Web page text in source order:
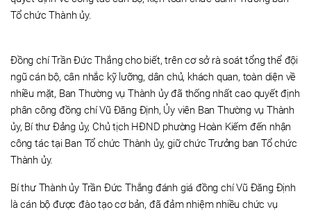
Tổ chức Thành ủy.
Đồng chí Trần Đức Thắng cho biết, trên cơ sở rà soát tổng thể đội
ngũ cán bộ, cân nhắc kỹ lưỡng, dân chủ, khách quan, toàn diện về
nhiều mặt, Ban Thường vụ Thành ủy đã thống nhất cao quyết định
phân công đồng chí Vũ Đăng Định, Ủy viên Ban Thường vụ Thành
ủy, Bí thư Đảng ủy, Chủ tịch HĐND phường Hoàn Kiếm đến nhận
công tác tại Ban Tổ chức Thành ủy, giữ chức Trưởng ban Tổ chức
Thành ủy.
Bí thư Thành ủy Trần Đức Thắng đánh giá đồng chí Vũ Đăng Định
là cán bộ được đào tạo cơ bản, đã đảm nhiệm nhiều chức vụ